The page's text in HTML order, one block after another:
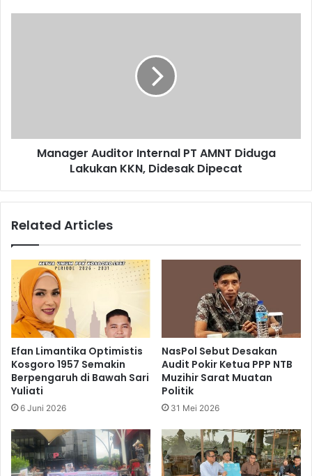
Manager Auditor Internal PT AMNT Diduga
Lakukan KKN, Didesak Dipecat
Related Articles
Efan Limantika Optimistis
Kosgoro 1957 Semakin
Berpengaruh di Bawah Sari
Yuliati
6 Juni 2026
NasPol Sebut Desakan
Audit Pokir Ketua PPP NTB
Muzihir Sarat Muatan
Politik
31 Mei 2026